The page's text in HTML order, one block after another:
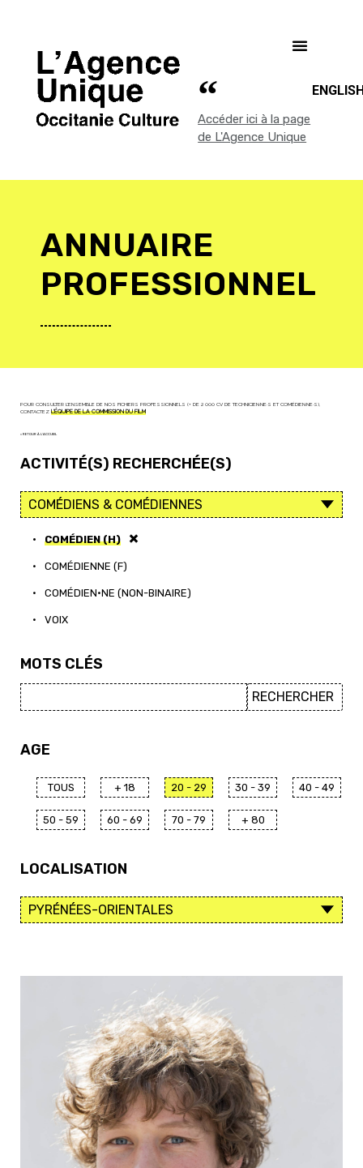
Accéder ici à la page
de L'Agence Unique
ANNUAIRE
PROFESSIONNEL
POUR CONSULTER L'ENSEMBLE DE NOS FICHIERS PROFESSIONNELS (+ DE 2 000 CV DE TECHNICIEN·NE·S ET COMÉDIEN·NE·S),
CONTACTEZ L'ÉQUIPE DE LA COMMISSION DU FILM
< RETOUR À L'ACCUEIL
ACTIVITÉ(S) RECHERCHÉE(S)
• COMÉDIEN (H)
• COMÉDIENNE (F)
• COMÉDIEN·NE (NON-BINAIRE)
• VOIX
MOTS CLÉS
AGE
TOUS + 18 20 - 29 30 - 39 40 - 49
50 - 59 60 - 69 70 - 79 + 80
LOCALISATION